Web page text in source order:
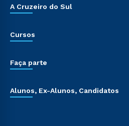
A Cruzeiro do Sul
Cursos
Faça parte
Alunos, Ex-Alunos, Candidatos